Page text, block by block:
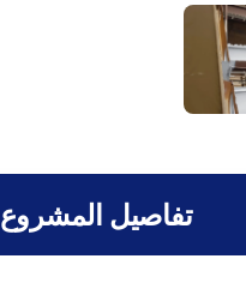
تفاصيل المشروع